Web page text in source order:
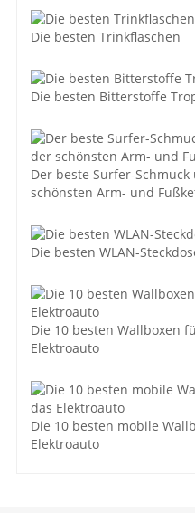
Die besten Trinkflaschen
Die besten Bitterstoffe
Der beste Surfer-
schönsten Arm- und
Die besten WLAN-
Die 10 besten Wallboxen
Elektroauto
Die 10 besten mobile
Elektroauto